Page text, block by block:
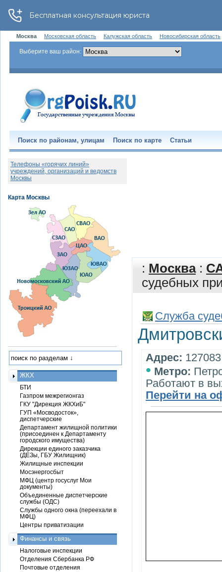
Москва Московская область Калужская область Новосибирская область
Выберите ваш район:
Поиск по районам, улицам Поиск по карте Статьи
: Москва:
судебных
Служба
Адрес:
• Метро:
Работают в
Перейти на
Телефоны «горячих линий»
учреждений, организаций и ведомств
Москвы
ЖКХ
БТИ
Газпром межрегионгаз
ГКУ "Дирекция ЖКХиБ"
ГУП «Мосводосток»,
диспетчерские
Департамент жилищной политики
(присоединен к Департаменту
городского имущества)
Дирекции единого заказчика
(ДЕЗы, ГБУ Жилищник)
Жилищные инспекции
Мосэнергосбыт
МФЦ (центр госуслуг Мои
документы)
Объединенные диспетчерские
службы (ОДС)
Службы одного окна (переехали в
МФЦ)
Центры приватизации
Финансы и связь
Налоговые инспекции
Отделения Сбербанка РФ
Почтовые отделения